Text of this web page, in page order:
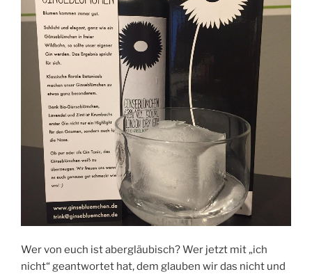
Wer von euch ist abergläubisch? Wer jetzt mit „ich
nicht“ geantwortet hat, dem glauben wir das nicht und